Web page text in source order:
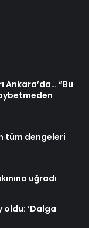
“Bu
tüm dengeleri
uğradı
oldu: ‘Dalga